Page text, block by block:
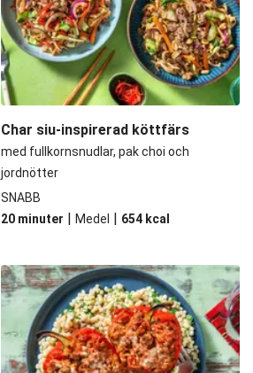
Char siu-inspirerad köttfärs
med fullkornsnudlar, pak choi och
jordnötter
SNABB
20 minuter | Medel | 654 kcal